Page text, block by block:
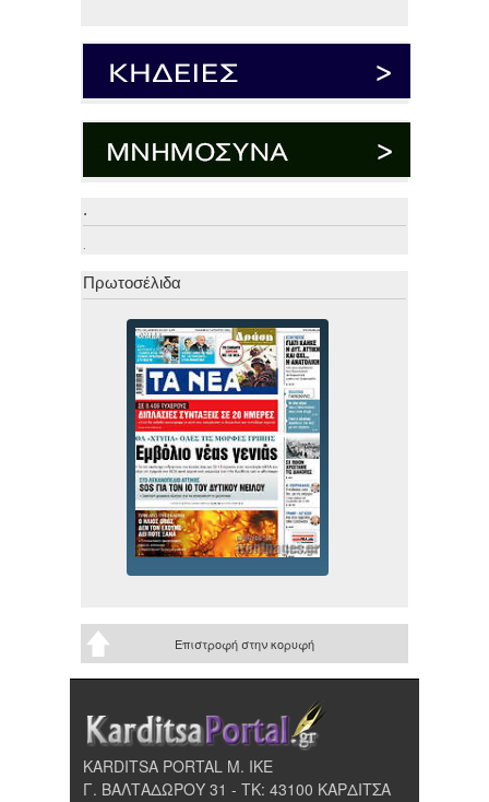
.
.
Πρωτοσέλιδα
Επιστροφή στην κορυφή
KARDITSA PORTAL Μ. ΙΚΕ
Γ. ΒΑΛΤΑΔΩΡΟΥ 31 - ΤΚ: 43100 ΚΑΡΔΙΤΣΑ